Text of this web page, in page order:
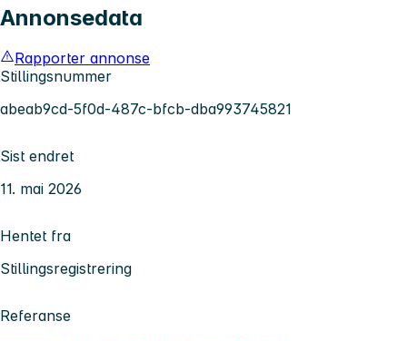
Annonsedata
Rapporter annonse
Stillingsnummer
abeab9cd-5f0d-487c-bfcb-dba993745821
Sist endret
11. mai 2026
Hentet fra
Stillingsregistrering
Referanse